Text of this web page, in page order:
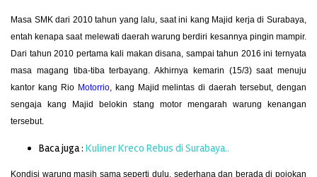
Masa SMK dari 2010 tahun yang lalu, saat ini kang Majid kerja di Surabaya,
entah kenapa saat melewati daerah warung berdiri kesannya pingin mampir.
Dari tahun 2010 pertama kali makan disana, sampai tahun 2016 ini ternyata
masa magang tiba-tiba terbayang. Akhirnya kemarin (15/3) saat menuju
kantor kang Rio Motorrio, kang Majid melintas di daerah tersebut, dengan
sengaja kang Majid belokin stang motor mengarah warung kenangan
tersebut.
Baca juga : Kuliner Kreco Rebus di Surabaya..
Kondisi warung masih sama seperti dulu, sederhana dan berada di pojokan